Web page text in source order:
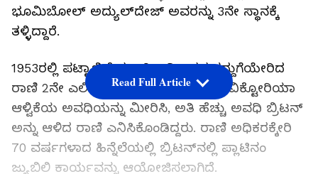
ಭೂಮಿಬೋಲ್‌ ಅದ್ಯುಲ್‌ದೇಜ್‌ ಅವರನ್ನು 3ನೇ ಸ್ಥಾನಕ್ಕೆ
ತಳ್ಳಿದ್ದಾರೆ.
1953ರಲ್ಲಿ ಪಟ್ಟಾಭಿಷೇಕವಾಗಿ ಅಧಿಕಾರದ ಗದ್ದುಗೆಯೇರಿದ
ರಾಣಿ 2ನೇ ಎಲಿಜಬೆತ್‌ 2015ರಲ್ಲಿಯೇ ರಾಣಿ ವಿಕ್ಟೋರಿಯಾ
ಆಳ್ವಿಕೆಯ ಅವಧಿಯನ್ನು ಮೀರಿಸಿ, ಅತಿ ಹೆಚ್ಚು ಅವಧಿ ಬ್ರಿಟನ್‌
ಅನ್ನು ಆಳಿದ ರಾಣಿ ಎನಿಸಿಕೊಂಡಿದ್ದರು. ರಾಣಿ ಅಧಿಕರಕ್ಕೇರಿ
70 ವರ್ಷಗಳಾದ ಹಿನ್ನೆಲೆಯಲ್ಲಿ ಬ್ರಿಟನ್‌ನಲ್ಲಿ ಪ್ಲಾಟಿನಂ
ಜ್ಯುಬಿಲಿ ಕಾರ್ಯವನ್ನು ಆಯೋಜಿಸಲಾಗಿದೆ.
Read Full Article